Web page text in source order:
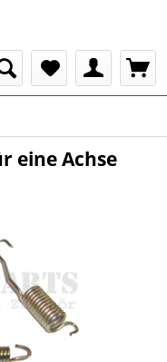
eine Achse